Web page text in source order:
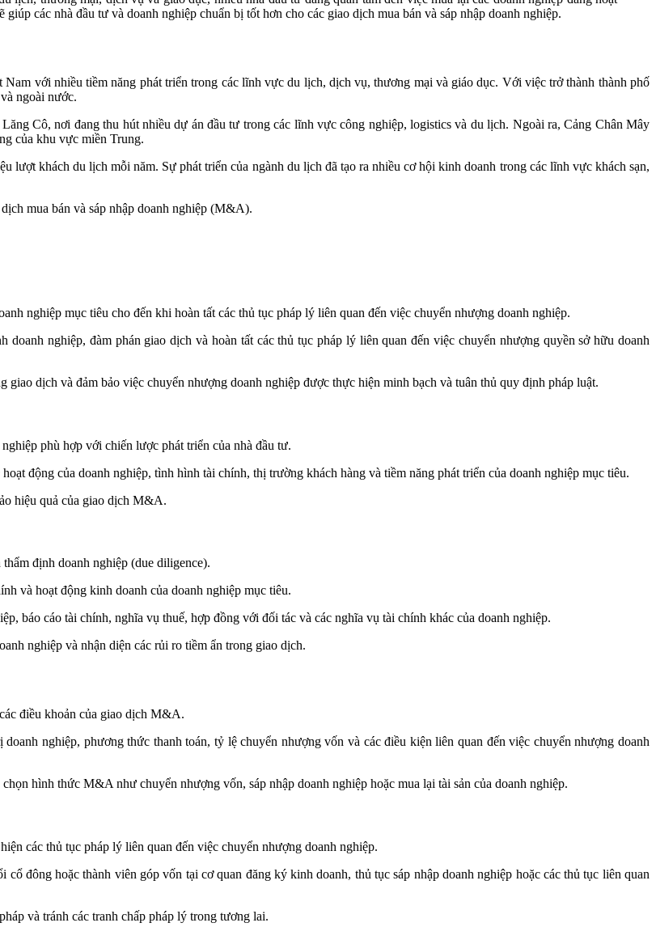
các nhà đầu tư và doanh nghiệp chuẩn bị tốt hơn cho các giao dịch mua bán và sáp nhập doanh nghiệp.
với nhiều tiềm năng phát triển trong các lĩnh vực du lịch, dịch vụ, thương mại và giáo dục. Với việc trở thành thành phố
ngoài nước.
Cô, nơi đang thu hút nhiều dự án đầu tư trong các lĩnh vực công nghiệp, logistics và du lịch. Ngoài ra, Cảng Chân Mây
của khu vực miền Trung.
lượt khách du lịch mỗi năm. Sự phát triển của ngành du lịch đã tạo ra nhiều cơ hội kinh doanh trong các lĩnh vực khách sạn,
mua bán và sáp nhập doanh nghiệp (M&A).
nghiệp mục tiêu cho đến khi hoàn tất các thủ tục pháp lý liên quan đến việc chuyển nhượng doanh nghiệp.
nghiệp, đàm phán giao dịch và hoàn tất các thủ tục pháp lý liên quan đến việc chuyển nhượng quyền sở hữu doanh
dịch và đảm bảo việc chuyển nhượng doanh nghiệp được thực hiện minh bạch và tuân thủ quy định pháp luật.
phù hợp với chiến lược phát triển của nhà đầu tư.
động của doanh nghiệp, tình hình tài chính, thị trường khách hàng và tiềm năng phát triển của doanh nghiệp mục tiêu.
hiệu quả của giao dịch M&A.
định doanh nghiệp (due diligence).
và hoạt động kinh doanh của doanh nghiệp mục tiêu.
báo cáo tài chính, nghĩa vụ thuế, hợp đồng với đối tác và các nghĩa vụ tài chính khác của doanh nghiệp.
nghiệp và nhận diện các rủi ro tiềm ẩn trong giao dịch.
điều khoản của giao dịch M&A.
nghiệp, phương thức thanh toán, tỷ lệ chuyển nhượng vốn và các điều kiện liên quan đến việc chuyển nhượng doanh
hình thức M&A như chuyển nhượng vốn, sáp nhập doanh nghiệp hoặc mua lại tài sản của doanh nghiệp.
các thủ tục pháp lý liên quan đến việc chuyển nhượng doanh nghiệp.
đông hoặc thành viên góp vốn tại cơ quan đăng ký kinh doanh, thủ tục sáp nhập doanh nghiệp hoặc các thủ tục liên quan
và tránh các tranh chấp pháp lý trong tương lai.